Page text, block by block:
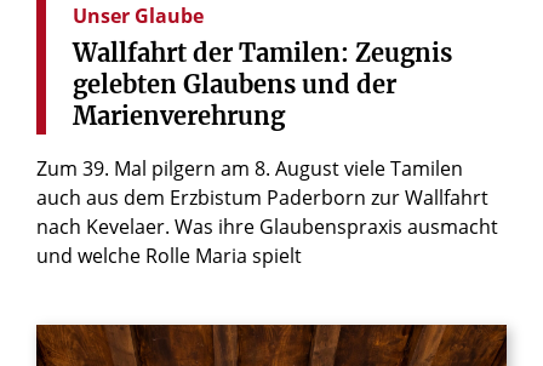
Unser Glaube
Wallfahrt der Tamilen: Zeugnis
gelebten Glaubens und der
Marienverehrung
Zum 39. Mal pilgern am 8. August viele Tamilen
auch aus dem Erzbistum Paderborn zur Wallfahrt
nach Kevelaer. Was ihre Glaubenspraxis ausmacht
und welche Rolle Maria spielt